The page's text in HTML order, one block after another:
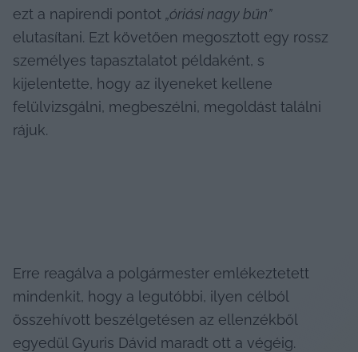
ezt a napirendi pontot „óriási nagy bűn”
elutasítani. Ezt követően megosztott egy rossz
személyes tapasztalatot példaként, s
kijelentette, hogy az ilyeneket kellene
felülvizsgálni, megbeszélni, megoldást találni
rájuk.
Erre reagálva a polgármester emlékeztetett
mindenkit, hogy a legutóbbi, ilyen célból
összehívott beszélgetésen az ellenzékből
egyedül Gyuris Dávid maradt ott a végéig.